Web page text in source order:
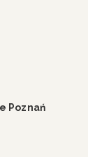
Poznań